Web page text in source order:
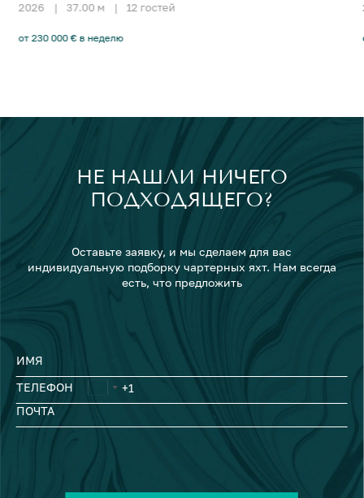
2026 | 37.00 м | 12 гостей
от 230 000 € в неделю
НЕ НАШЛИ НИЧЕГО
ПОДХОДЯЩЕГО?
Оставьте заявку, и мы сделаем для вас
индивидуальную подборку чартерных яхт. Нам всегда
есть, что предложить
ИМЯ
ТЕЛЕФОН
ПОЧТА